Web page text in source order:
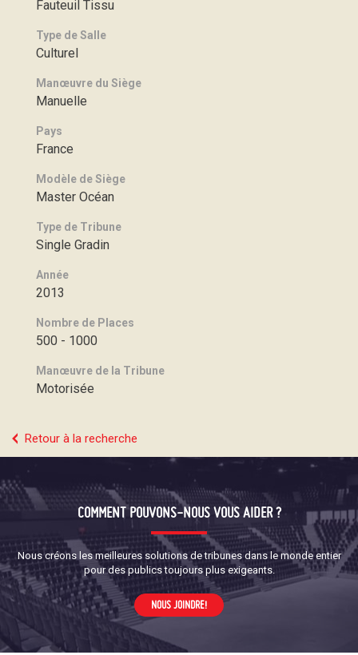
Fauteuil Tissu
Type de Salle
Culturel
Manœuvre du Siège
Manuelle
Pays
France
Modèle de Siège
Master Océan
Type de Tribune
Single Gradin
Année
2013
Nombre de Places
500 - 1000
Manœuvre de la Tribune
Motorisée
Retour à la recherche
COMMENT POUVONS-NOUS VOUS AIDER ?
Nous créons les meilleures solutions de tribunes dans le monde entier
pour des publics toujours plus exigeants.
NOUS JOINDRE!